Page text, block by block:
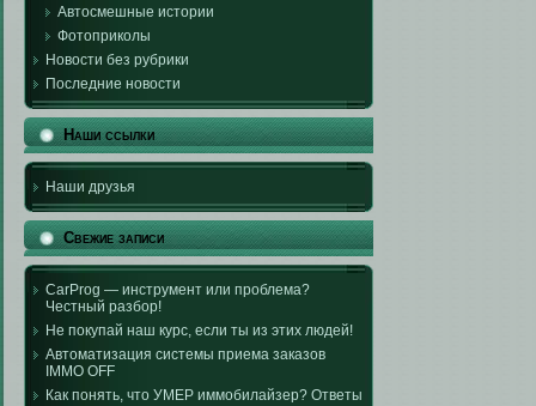
Автосмешные истории
Фотоприколы
Новости без рубрики
Последние новости
Наши ссылки
Наши друзья
Свежие записи
CarProg — инструмент или проблема?
Честный разбор!
Не покупай наш курс, если ты из этих людей!
Автоматизация системы приема заказов
IMMO OFF
Как понять, что УМЕР иммобилайзер? Ответы